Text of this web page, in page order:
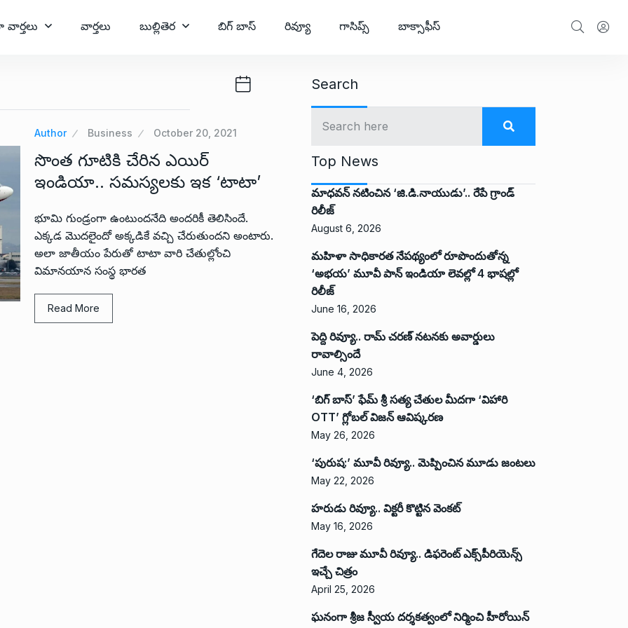
వార్తలు బుల్లితెర బిగ్ బాస్ రివ్యూ గాసిప్స్ బాక్సాఫీస్
Author Business October 20, 2021
సొంత గూటికి చేరిన ఎయిర్
ఇండియా.. సమస్యలకు ఇక ‘టాటా’
భూమి గుండ్రంగా ఉంటుందనేది అందరికీ తెలిసిందే.
ఎక్కడ మొదలైందో అక్కడికే వచ్చి చేరుతుందని అంటారు.
అలా జాతీయం పేరుతో టాటా వారి చేతుల్లోంచి
విమానయాన సంస్థ భారత
Read More
Search
Top News
మాధవన్ నటించిన ‘జి.డి.నాయుడు’.. రేపే గ్రాండ్
రిలీజ్
August 6, 2026
మహిళా సాధికారత నేపథ్యంలో రూపొందుతోన్న
‘అభ‌య‌’ మూవీ పాన్ ఇండియా లెవ‌ల్లో 4 భాష‌ల్లో
రిలీజ్
June 16, 2026
పెద్ది రివ్యూ.. రామ్ చరణ్ నటనకు అవార్డులు
రావాల్సిందే
June 4, 2026
‘బిగ్ బాస్’ ఫేమ్ శ్రీ సత్య చేతుల మీదగా ‘విహారి
OTT’ గ్లోబల్ విజన్ ఆవిష్కరణ
May 26, 2026
‘పురుష:’ మూవీ రివ్యూ.. మెప్పించిన మూడు జంటలు
May 22, 2026
హరుడు రివ్యూ.. విక్టరీ కొట్టిన వెంకట్
May 16, 2026
గేదెల రాజు మూవీ రివ్యూ.. డిఫరెంట్ ఎక్స్‌పీరియెన్స్
ఇచ్చే చిత్రం
April 25, 2026
ఘనంగా శ్రీజ స్వీయ దర్శకత్వంలో నిర్మించి హీరోయిన్